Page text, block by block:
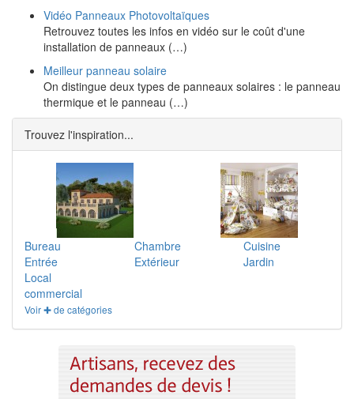
Vidéo Panneaux Photovoltaïques
Retrouvez toutes les infos en vidéo sur le coût d'une
installation de panneaux (…)
Meilleur panneau solaire
On distingue deux types de panneaux solaires : le panneau
thermique et le panneau (…)
Trouvez l'inspiration...
Bureau Chambre
Cuisine
Entrée
Extérieur
Jardin
Local
commercial
Voir ✚ de catégories